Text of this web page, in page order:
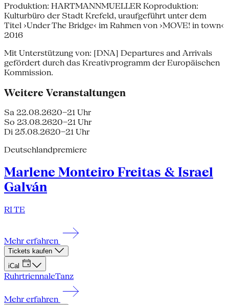
Produktion: HARTMANNMUELLER Koproduktion:
Kulturbüro der Stadt Krefeld, uraufgeführt unter dem
Titel ›Under The Bridge‹ im Rahmen von ›MOVE! in town‹
2016
Mit Unterstützung von: [DNA] Departures and Arrivals
gefördert durch das Kreativprogramm der Europäischen
Kommission.
Weitere Veranstaltungen
Sa 22.08.2620–21 Uhr
So 23.08.2620–21 Uhr
Di 25.08.2620–21 Uhr
Deutschlandpremiere
Marlene Monteiro Freitas & Israel
Galván
RI TE
Mehr erfahren
Tickets kaufen
iCal
RuhrtriennaleTanz
Mehr erfahren